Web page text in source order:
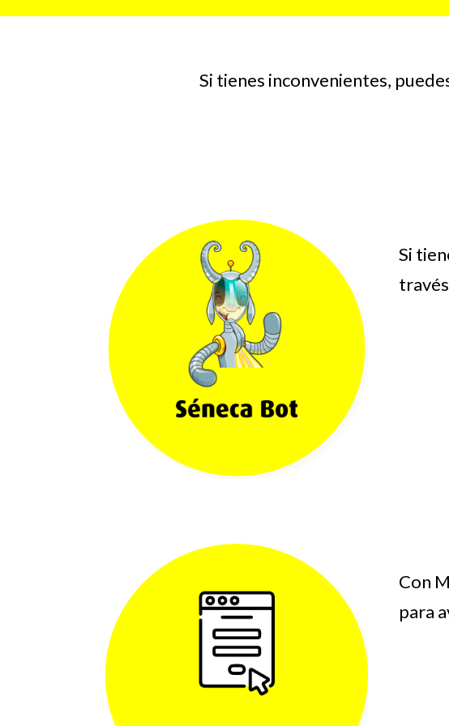
Si tienes inconvenientes,
Si
Con
para